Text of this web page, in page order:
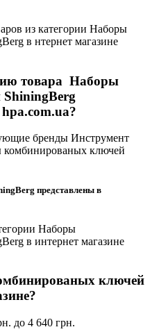
из категории Наборы
в нтернет магазине
товара Наборы
бренды Инструмент
ключей
представлены в
Наборы
в интернет магазине
ключей
до 4 640 грн.